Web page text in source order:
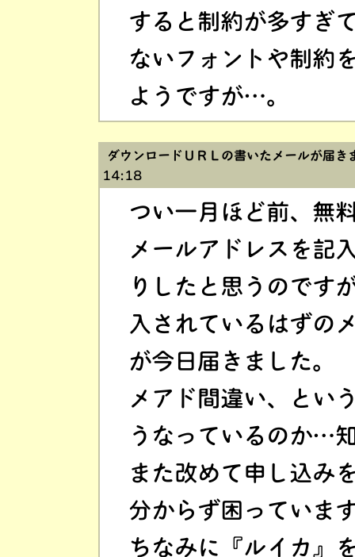
すると制約が多すぎ
ないフォントや制約
ようですが…。
ダウンロードＵＲＬの書いたメールが届
14:18
つい一月ほど前、無
メールアドレスを記
りしたと思うのです
入されているはずの
が今日届きました。
メアド間違い、とい
うなっているのか…
また改めて申し込み
分からず困っていま
ちなみに『ルイカ』